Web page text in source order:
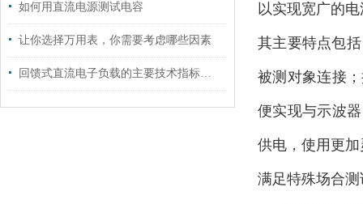
如何用直流电源测试电容
让你选择万用表，你需要考虑哪些因素
回馈式直流电子负载的主要技术指标说明
以实现宽广的
其主要特点包
被测对象连接
便实现与示波
供电，使用更
满足特殊场合